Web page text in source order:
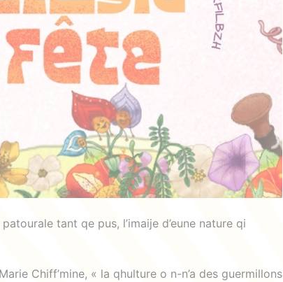
tant qe pus, l’imaije d’eune nature qi
Chiff’mine, « la qhulture o n-n’a des guermillons